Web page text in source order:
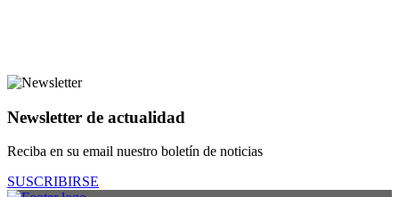
Newsletter de actualidad
Reciba en su email nuestro boletín de noticias
SUSCRIBIRSE